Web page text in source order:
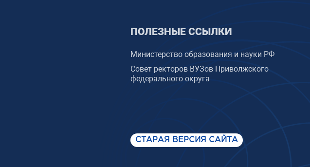
ПОЛЕЗНЫЕ ССЫЛКИ
Министерство образования и науки РФ
Совет ректоров ВУЗов Приволжского
федерального округа
СТАРАЯ ВЕРСИЯ САЙТА